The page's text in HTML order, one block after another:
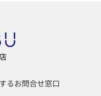
るお問合せ窓口